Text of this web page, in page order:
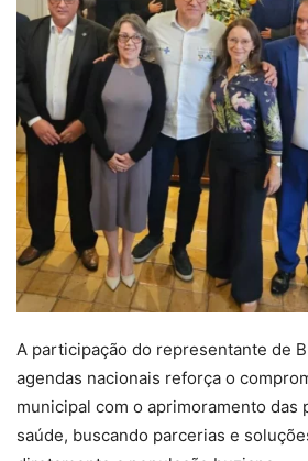
A participação do representante de
agendas nacionais reforça o
municipal com o aprimoramento das
saúde, buscando parcerias e